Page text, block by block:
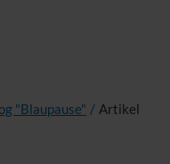
"Blaupause" / Artikel